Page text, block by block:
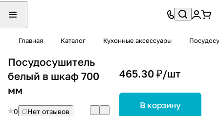
Главная Каталог Кухонные аксессуары
Посудосушитель
белый в шкаф 700
мм
0
Нет отзывов
465.30 ₽/шт
В корзину